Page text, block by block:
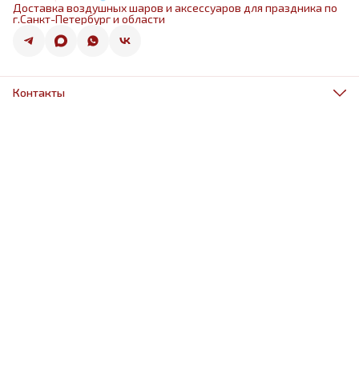
Доставка воздушных шаров и аксессуаров для праздника по
г.Санкт-Петербург и области
Контакты